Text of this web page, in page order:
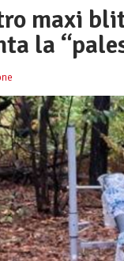
maxi
la